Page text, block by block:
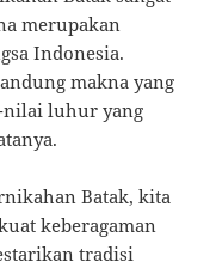
merupakan
Indonesia.
makna yang
nilai luhur yang
Batak, kita
keberagaman
tradisi